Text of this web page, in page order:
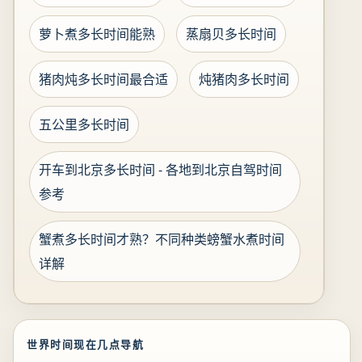
萝卜煮多长时间能熟 蒸扇贝多长时间
猪肉炖多长时间最合适 炖猪肉多长时间
五公里多长时间
开车到北京多长时间 - 各地到北京自驾时间
参考
蟹煮多长时间才熟？不同种类螃蟹水煮时间
详解
世界时间现在几点导航